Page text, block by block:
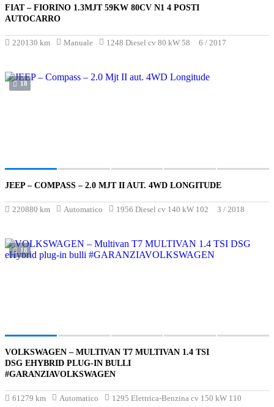
FIAT – FIORINO 1.3MJT 59KW 80CV N1 4 POSTI
AUTOCARRO
220130 km Manuale 1248 Diesel cv 80 kW 58 6 / 2017
18
JEEP – COMPASS – 2.0 MJT II AUT. 4WD LONGITUDE
220880 km Automatico 1956 Diesel cv 140 kW 102 3 / 2018
18
VOLKSWAGEN – MULTIVAN T7 MULTIVAN 1.4 TSI
DSG EHYBRID PLUG-IN BULLI
#GARANZIAVOLKSWAGEN
61279 km Automatico 1295 Elettrica-Benzina cv 150 kW 110